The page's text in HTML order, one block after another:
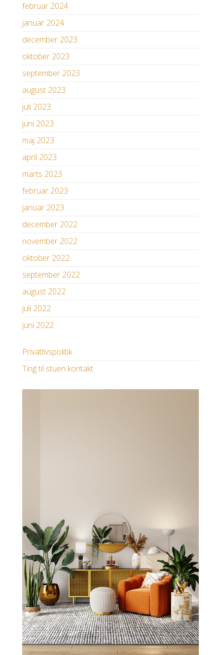
februar 2024
januar 2024
december 2023
oktober 2023
september 2023
august 2023
juli 2023
juni 2023
maj 2023
april 2023
marts 2023
februar 2023
januar 2023
december 2022
november 2022
oktober 2022
september 2022
august 2022
juli 2022
juni 2022
Privatlivspolitik
Ting til stuen kontakt